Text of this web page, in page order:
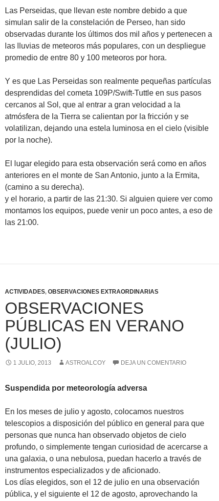
Las Perseidas, que llevan este nombre debido a que
simulan salir de la constelación de Perseo, han sido
observadas durante los últimos dos mil años y pertenecen a
las lluvias de meteoros más populares, con un despliegue
promedio de entre 80 y 100 meteoros por hora.
Y es que Las Perseidas son realmente pequeñas partículas
desprendidas del cometa 109P/Swift-Tuttle en sus pasos
cercanos al Sol, que al entrar a gran velocidad a la
atmósfera de la Tierra se calientan por la fricción y se
volatilizan, dejando una estela luminosa en el cielo (visible
por la noche).
El lugar elegido para esta observación será como en años
anteriores en el monte de San Antonio, junto a la Ermita,
(camino a su derecha).
y el horario, a partir de las 21:30. Si alguien quiere ver como
montamos los equipos, puede venir un poco antes, a eso de
las 21:00.
ACTIVIDADES, OBSERVACIONES EXTRAORDINARIAS
OBSERVACIONES
PÚBLICAS EN VERANO
(JULIO)
1 JULIO, 2013 ASTROALCOY DEJA UN COMENTARIO
Suspendida por meteorología adversa
En los meses de julio y agosto, colocamos nuestros
telescopios a disposición del público en general para que
personas que nunca han observado objetos de cielo
profundo, o simplemente tengan curiosidad de acercarse a
una galaxia, o una nebulosa, puedan hacerlo a través de
instrumentos especializados y de aficionado.
Los días elegidos, son el 12 de julio en una observación
pública, y el siguiente el 12 de agosto, aprovechando la